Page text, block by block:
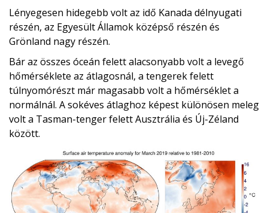
Lényegesen hidegebb volt az idő Kanada délnyugati
részén, az Egyesült Államok középső részén és
Grönland nagy részén.
Bár az összes óceán felett alacsonyabb volt a levegő
hőmérséklete az átlagosnál, a tengerek felett
túlnyomórészt már magasabb volt a hőmérséklet a
normálnál. A sokéves átlaghoz képest különösen meleg
volt a Tasman-tenger felett Ausztrália és Új-Zéland
között.